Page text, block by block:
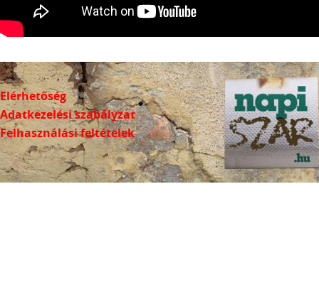
Elérhetőség
Adatkezelési szabályzat
Felhasználási feltételek